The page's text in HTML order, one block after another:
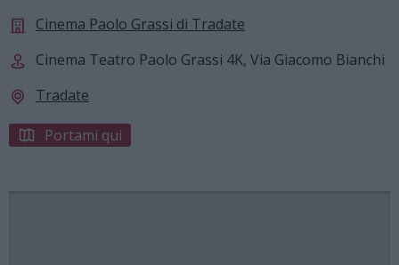
Cinema Paolo Grassi di Tradate
Cinema Teatro Paolo Grassi 4K, Via Giacomo Bianchi
Tradate
Portami qui